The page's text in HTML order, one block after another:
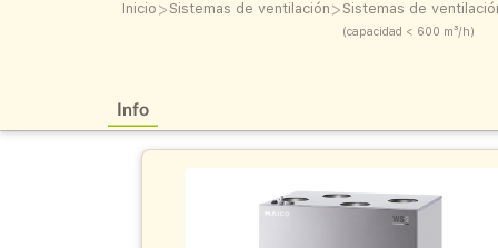
Inicio > Sistemas de ventilación > Sistemas de
(capacidad < 600 m³/h)
Info